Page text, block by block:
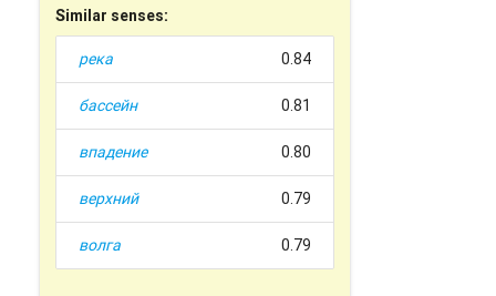
Similar senses:
река 0.84
бассейн 0.81
впадение 0.80
верхний 0.79
волга 0.79